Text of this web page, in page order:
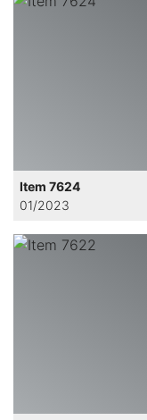
Item 7624
01/2023